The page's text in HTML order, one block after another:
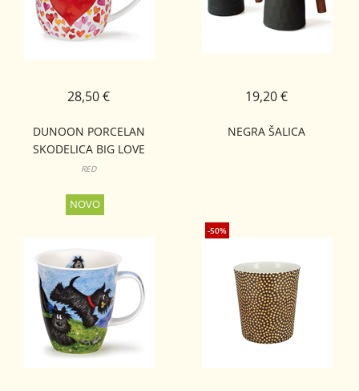
DUNOON PORCELAN
SKODELICA BIG LOVE
CUMBRAE
RED
28,50 €
NEGRA ŠALICA
19,20 €
-50%